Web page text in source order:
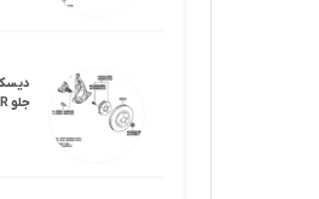
لوازم گیربکس و جلوبندی کرولا
لوازم گیربکس و جلوبندی کمری
جلو CHR